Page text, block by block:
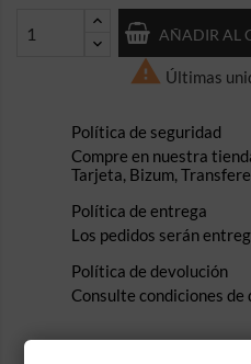
AÑADIR AL
 Últimas
Política de seguridad
Compre en nuestra
Tarjeta, Bizum,
Política de entrega
Los pedidos serán
Política de devolución
Consulte condiciones